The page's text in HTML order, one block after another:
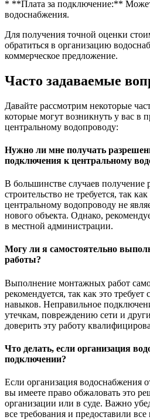
* **Плата за подключение:** Может
водоснабжения.
Для получения точной оценки
обратиться в организацию
коммерческое предложение.
Часто задаваемые
Давайте рассмотрим некоторые
которые могут возникнуть у вас в
центральному водопроводу:
Нужно ли мне получать
подключения к центральному
В большинстве случаев получение
строительство не требуется, так
центральному водопроводу не
нового объекта. Однако,
в местной администрации.
Могу ли я самостоятельно
работы?
Выполнение монтажных работ
рекомендуется, так как это
навыков. Неправильное
утечкам, повреждению сети и
доверить эту работу
Что делать, если организация
подключении?
Если организация водоснабжения
вы имеете право обжаловать это
организации или в суде. Важно
все требования и предоставили